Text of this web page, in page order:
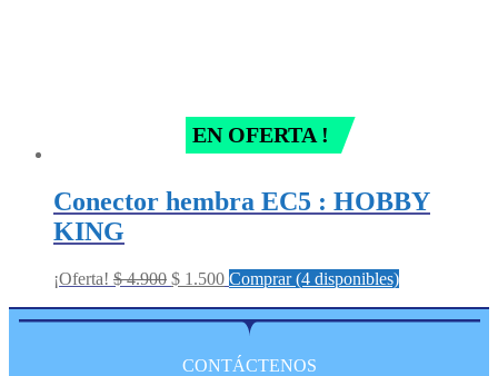
EN OFERTA !
Conector hembra EC5 : HOBBY
KING
¡Oferta! $4.900 Original
was:
$ 1.500Current
is:
$ 1.500.
Comprar (4 disponibles)
CONTÁCTENOS